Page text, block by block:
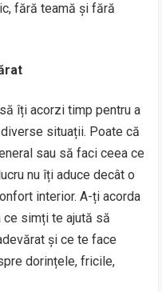
fără teamă și fără
îți acorzi timp pentru a
situații. Poate că
sau să faci ceea ce
nu îți aduce decât o
interior. A-ți acorda
ce simți te ajută să
și ce te face
dorințele, fricile,